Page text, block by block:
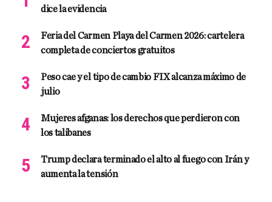
dice la evidencia
Feria del Carmen Playa del Carmen 2026: cartelera
completa de conciertos gratuitos
Peso cae y el tipo de cambio FIX alcanza máximo de
julio
Mujeres afganas: los derechos que perdieron con
los talibanes
Trump declara terminado el alto al fuego con Irán y
aumenta la tensión